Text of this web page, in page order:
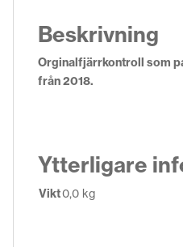
Beskrivning
Orginalfjärrkontroll som
från 2018.
Ytterligare
Vikt0,0 kg